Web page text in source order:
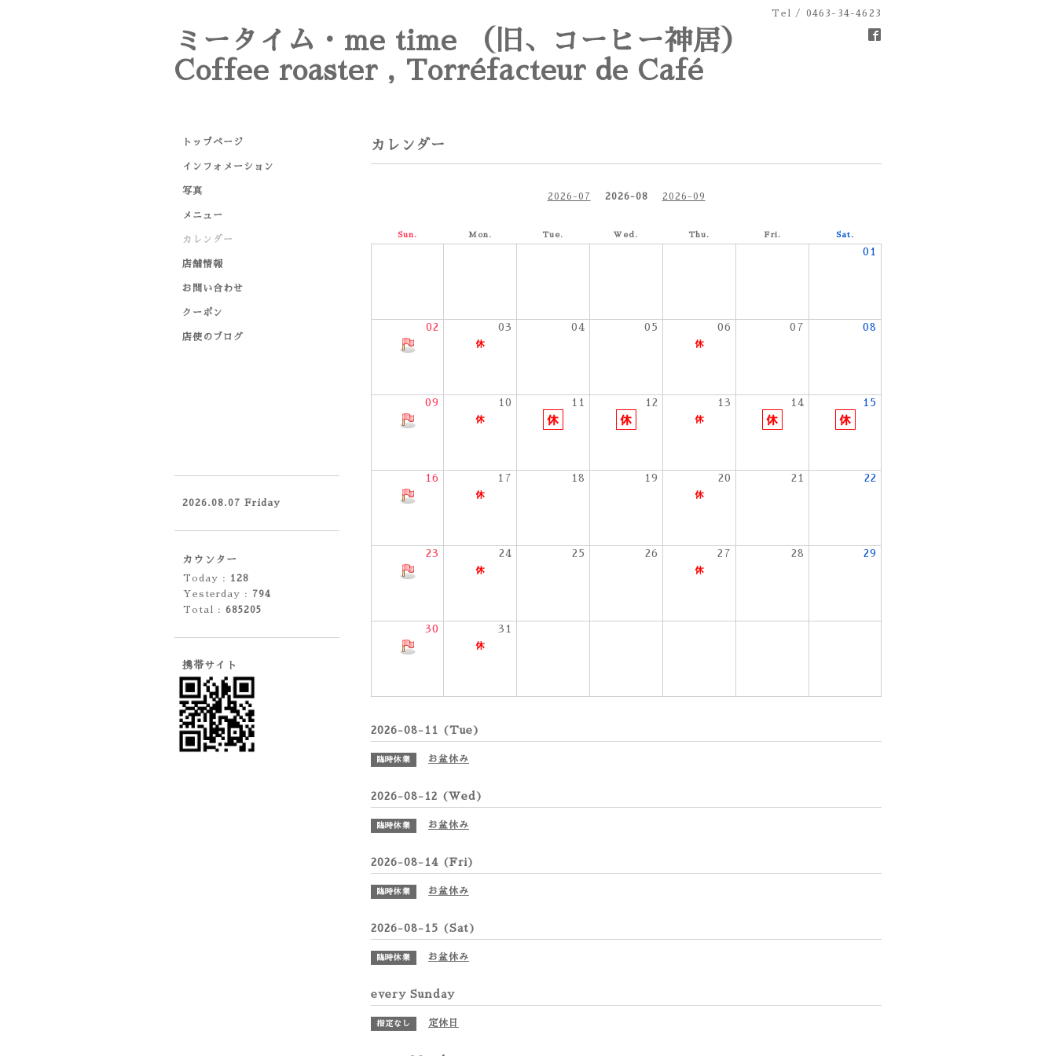
Tel / 0463-34-4623
ミータイム・me time （旧、コーヒー神居）
Coffee roaster , Torréfacteur de Café
カレンダー
2026-07 2026-08 2026-09
Sun. Mon. Tue. Wed. Thu. Fri. Sat.
01
02 03 04 05 06 07 08
09 10 11 12 13 14 15
16 17 18 19 20 21 22
23 24 25 26 27 28 29
30 31
2026-08-11 (Tue)
臨時休業 お盆休み
2026-08-12 (Wed)
臨時休業 お盆休み
2026-08-14 (Fri)
臨時休業 お盆休み
2026-08-15 (Sat)
臨時休業 お盆休み
every Sunday
指定なし 定休日
トップページ
インフォメーション
写真
メニュー
カレンダー
店舗情報
お問い合わせ
クーポン
店使のブログ
2026.08.07 Friday
カウンター
Today : 128
Yesterday : 794
Total : 685205
携帯サイト